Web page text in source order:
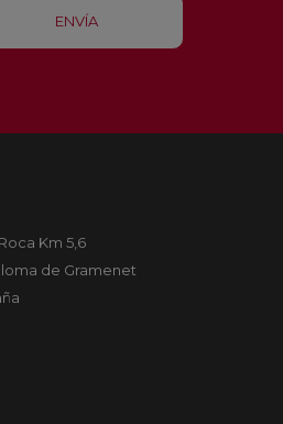
Km 5,6
de Gramenet